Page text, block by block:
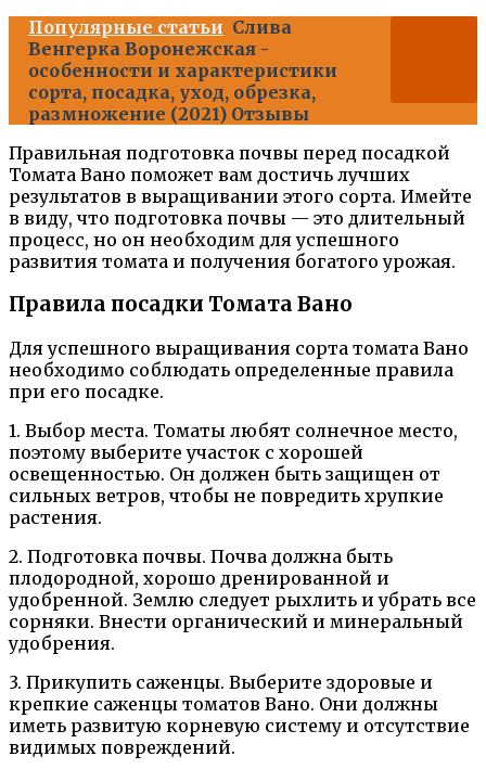
Популярные статьи Слива
Венгерка Воронежская -
особенности и характеристики
сорта, посадка, уход, обрезка,
размножение (2021) Отзывы
Правильная подготовка почвы перед посадкой
Томата Вано поможет вам достичь лучших
результатов в выращивании этого сорта. Имейте
в виду, что подготовка почвы — это длительный
процесс, но он необходим для успешного
развития томата и получения богатого урожая.
Правила посадки Томата Вано
Для успешного выращивания сорта томата Вано
необходимо соблюдать определенные правила
при его посадке.
1. Выбор места. Томаты любят солнечное место,
поэтому выберите участок с хорошей
освещенностью. Он должен быть защищен от
сильных ветров, чтобы не повредить хрупкие
растения.
2. Подготовка почвы. Почва должна быть
плодородной, хорошо дренированной и
удобренной. Землю следует рыхлить и убрать все
сорняки. Внести органический и минеральный
удобрения.
3. Прикупить саженцы. Выберите здоровые и
крепкие саженцы томатов Вано. Они должны
иметь развитую корневую систему и отсутствие
видимых повреждений.